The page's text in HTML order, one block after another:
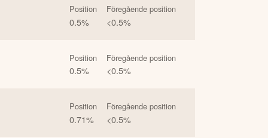
Position
0.5%
Föregående position
<0.5%
Position
0.5%
Föregående position
<0.5%
Position
0.71%
Föregående position
<0.5%